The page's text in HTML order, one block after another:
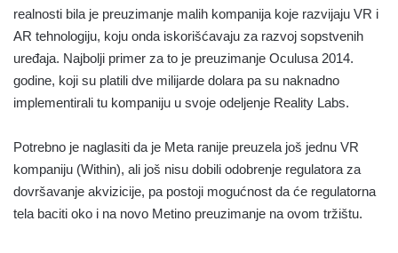
realnosti bila je preuzimanje malih kompanija koje razvijaju VR i
AR tehnologiju, koju onda iskorišćavaju za razvoj sopstvenih
uređaja. Najbolji primer za to je preuzimanje Oculusa 2014.
godine, koji su platili dve milijarde dolara pa su naknadno
implementirali tu kompaniju u svoje odeljenje Reality Labs.
Potrebno je naglasiti da je Meta ranije preuzela još jednu VR
kompaniju (Within), ali još nisu dobili odobrenje regulatora za
dovršavanje akvizicije, pa postoji mogućnost da će regulatorna
tela baciti oko i na novo Metino preuzimanje na ovom tržištu.